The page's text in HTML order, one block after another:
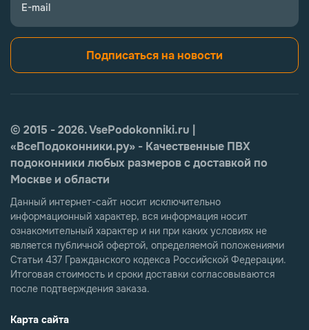
E-mail
Подписаться на новости
© 2015 - 2026. VsePodokonniki.ru |
«ВсеПодоконники.ру» - Качественные ПВХ
подоконники любых размеров с доставкой по
Москве и области
Данный интернет-сайт носит исключительно
информационный характер, вся информация носит
ознакомительный характер и ни при каких условиях не
является публичной офертой, определяемой положениями
Статьи 437 Гражданского кодекса Российской Федерации.
Итоговая стоимость и сроки доставки согласовываются
после подтверждения заказа.
Карта сайта